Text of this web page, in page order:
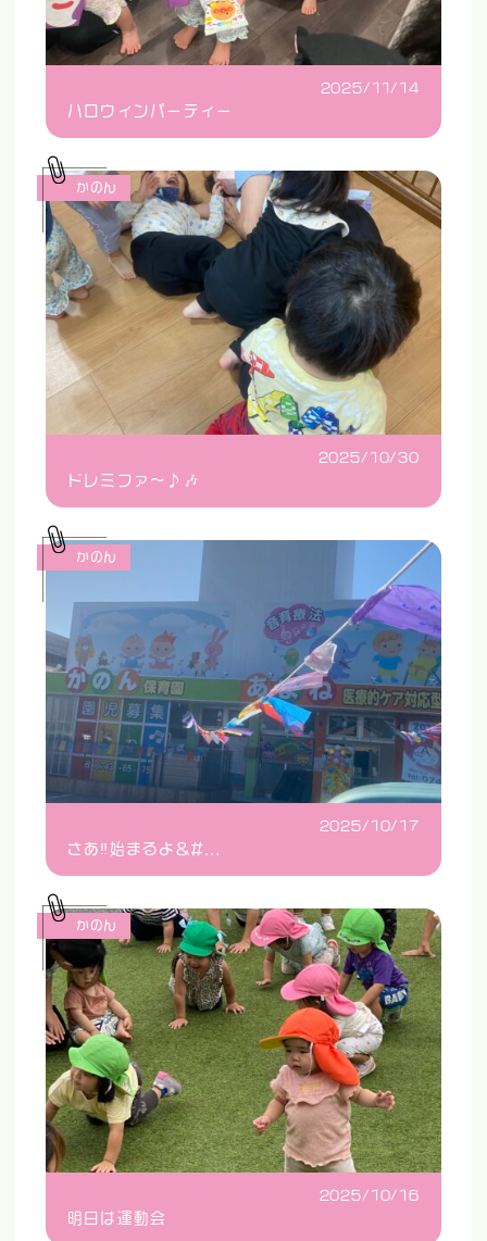
2025/11/14
ハロウィンパーティー
2025/10/30
ドレミファ〜♪🎶
かのん
2025/10/17
さあ‼️始まるよ&#...
かのん
2025/10/16
明日は運動会
かのん